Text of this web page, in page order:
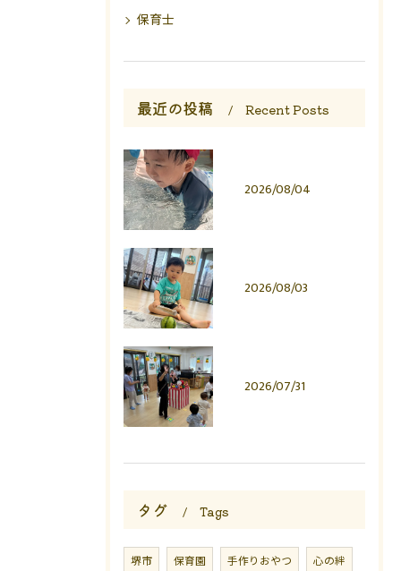
保育士
最近の投稿 Recent Posts
2026/08/04
2026/08/03
2026/07/31
タグ Tags
堺市 保育園 手作りおやつ 心の絆